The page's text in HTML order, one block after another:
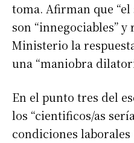
toma. Afirman que
son “innegociables”
Ministerio la
una “maniobra
En el punto tres del
los “cientificos/as
condiciones